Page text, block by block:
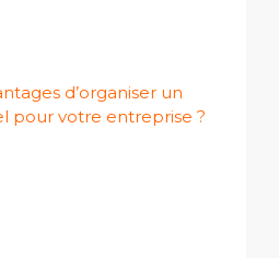
d’organiser un
pour votre entreprise ?